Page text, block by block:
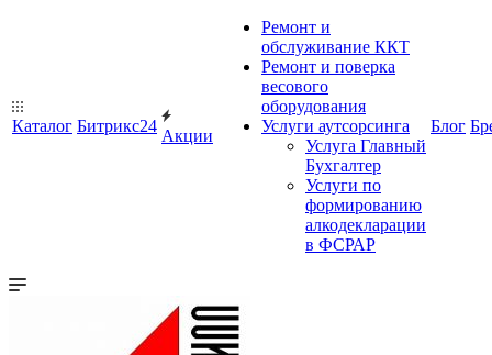
Каталог Битрикс24
Акции
Ремонт и
обслуживание ККТ
Ремонт и поверка
весового
оборудования
Услуги аутсорсинга
Услуга Главный
Бухгалтер
Услуги по
формированию
алкодекларации
в ФСРАР
Блог